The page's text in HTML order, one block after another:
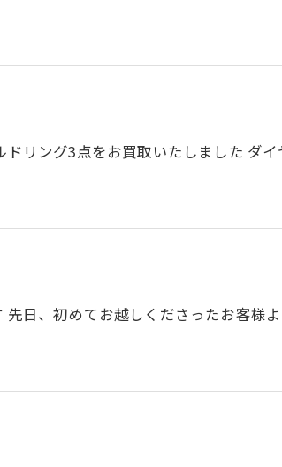
リング3点をお買取いたしました ダ
日、初めてお越しくださったお客様